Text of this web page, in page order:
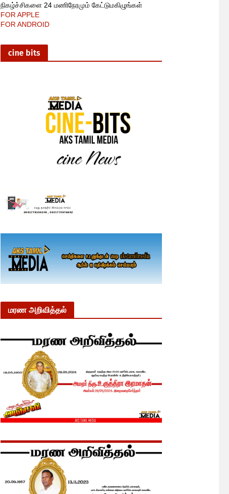
நிகழ்ச்சிகளை 24 மணிநேரமும் கேட்டுமகிழுங்கள்
FOR APPLE
FOR ANDROID
cine bits
மரண அறிவித்தல்